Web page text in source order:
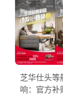
芝华仕头等
响：官方补